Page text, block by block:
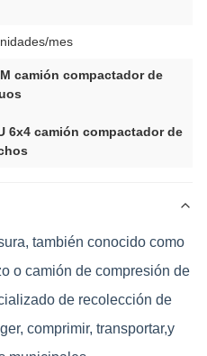
mes
camión compactador de
6x4 camión compactador de
también conocido como
o camión de compresión de
de recolección de
comprimir, transportar,y